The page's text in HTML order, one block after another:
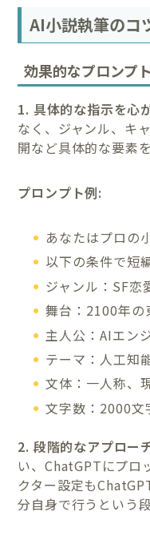
AI小説執筆のコ
効果的なプロンプ
1. 具体的な指示を心
なく、ジャンル、キ
開など具体的な要素
プロンプト例:
あなたはプロの
以下の条件で短
ジャンル：SF恋
舞台：2100年の
主人公：AIエン
テーマ：人工知
文体：一人称、
文字数：2000文
2. 段階的なアプロー
い、ChatGPTにプロ
クター設定も
分自身で行うという